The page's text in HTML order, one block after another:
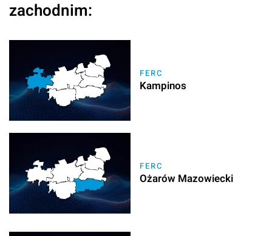
zachodnim:
FERC
Kampinos
FERC
Ożarów Mazowiecki